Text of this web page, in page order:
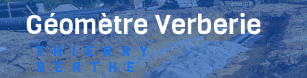
géomètre Verberie
THIERRY
BERTHE